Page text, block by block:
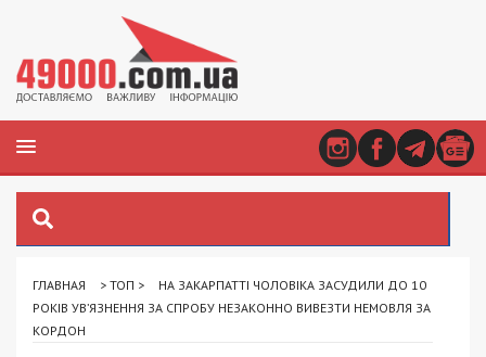
ГЛАВНАЯ > ТОП >
НА ЗАКАРПАТТІ ЧОЛОВІКА ЗАСУДИЛИ ДО 10
РОКІВ УВ’ЯЗНЕННЯ ЗА СПРОБУ НЕЗАКОННО ВИВЕЗТИ НЕМОВЛЯ ЗА
КОРДОН